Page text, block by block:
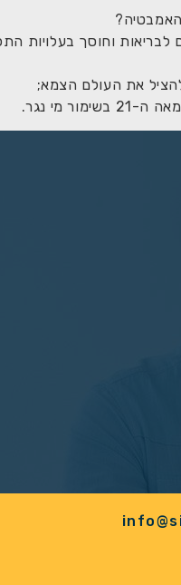
להציל את העולם הצמא;
מי נגר.